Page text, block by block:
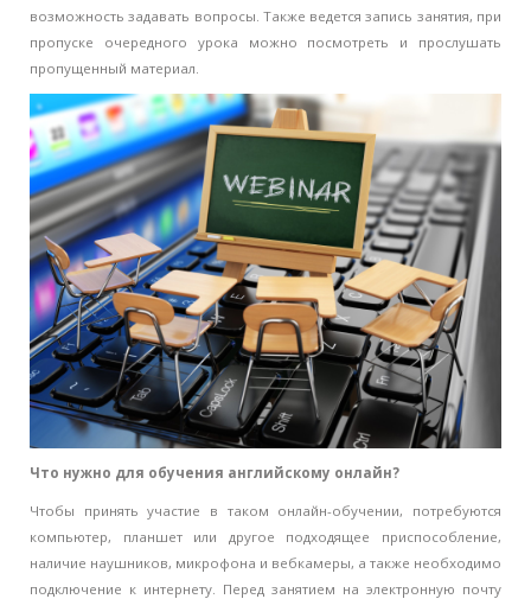
возможность задавать вопросы. Также ведется запись занятия, при
пропуске очередного урока можно посмотреть и прослушать
пропущенный материал.
Что нужно для обучения английскому онлайн?
Чтобы принять участие в таком онлайн-обучении, потребуются
компьютер, планшет или другое подходящее приспособление,
наличие наушников, микрофона и вебкамеры, а также необходимо
подключение к интернету. Перед занятием на электронную почту